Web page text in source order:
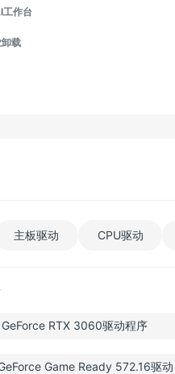
作台
载
主板驱动 CPU驱动
RTX 3060驱动程序
Game Ready 572.16驱动